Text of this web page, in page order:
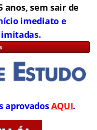
anos, sem sair de
imediato e
aprovadosAQUI.